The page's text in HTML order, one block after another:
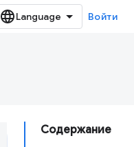
Войти
Содержание